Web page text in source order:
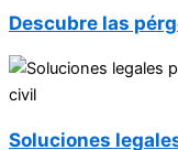
Descubre las
Soluciones